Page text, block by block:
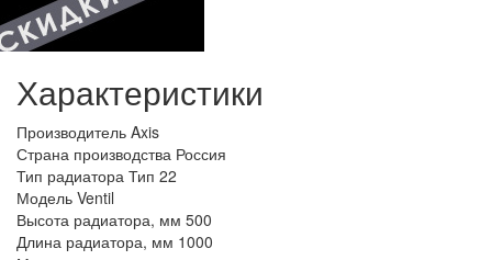
Характеристики
Производитель Axis
Страна производства Россия
Тип радиатора Тип 22
Модель Ventil
Высота радиатора, мм 500
Длина радиатора, мм 1000